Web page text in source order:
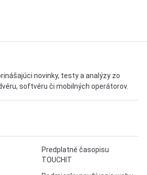
novinky, testy a analýzy zo
softvéru či mobilných operátorov.
Predplatné časopisu
TOUCHIT